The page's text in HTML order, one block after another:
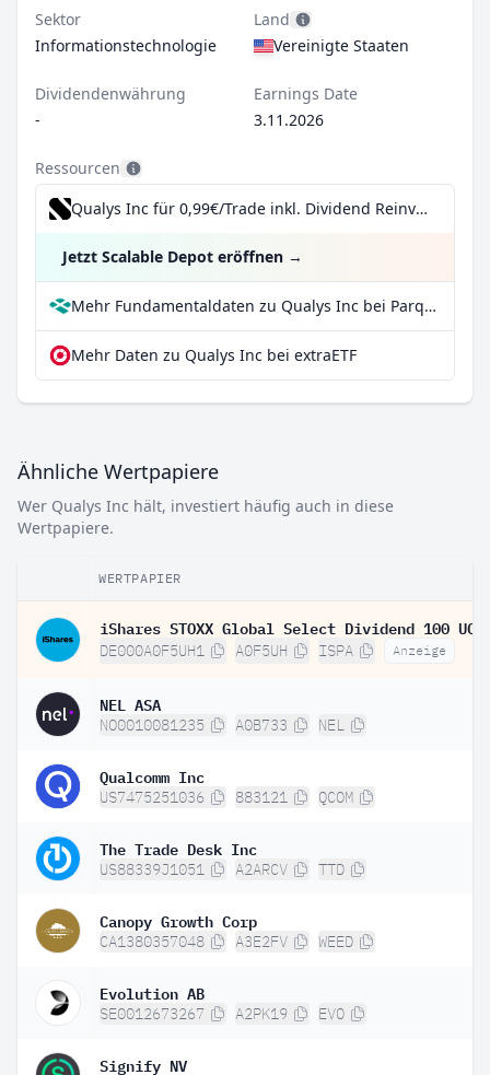
Sektor
Informationstechnologie
Land
Vereinigte Staaten
Dividendenwährung
-
Earnings Date
3.11.2026
Ressourcen
Qualys Inc für 0,99€/Trade inkl. Dividend Reinvestment Plan
Jetzt Scalable Depot eröffnen →
Mehr Fundamentaldaten zu Qualys Inc bei Parqet
Mehr Daten zu Qualys Inc bei extraETF
Ähnliche Wertpapiere
Wer Qualys Inc hält, investiert häufig auch in diese
Wertpapiere.
WERTPAPIER
DE000A0F5UH1 A0F5UH ISPA Anzeige
NEL ASA
NO0010081235 A0B733 NEL
Qualcomm Inc
US7475251036 883121 QCOM
The Trade Desk Inc
US88339J1051 A2ARCV TTD
Canopy Growth Corp
CA1380357048 A3E2FV WEED
Evolution AB
SE0012673267 A2PK19 EVO
Signify NV